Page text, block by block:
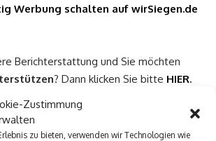
Zustimmung
zu bieten, verwenden wir Technologien wie
Werbung schalten auf wirSiegen.de
Berichterstattung und Sie möchten
? Dann klicken Sie bitte HIER.